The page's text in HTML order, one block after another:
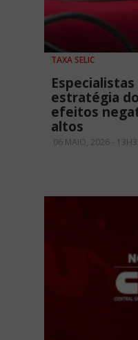
TAXA SELIC
estratégia
efeitos
altos
06 MAIO, 2026 -